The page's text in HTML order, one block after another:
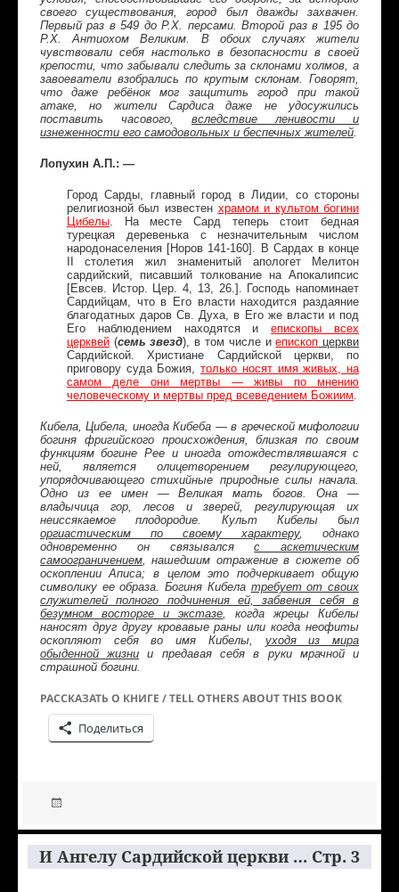
своего существования, город был дважды захвачен.
Первый раз в 549 до Р.Х. персами. Второй раз в 195 до
Р.Х. Антиохом Великим. В обоих случаях жители
чувствовали себя настолько в безопасности в своей
крепости, что забывали следить за склонами холмов, а
завоеватели взобрались по крутым склонам. Говорят,
что даже ребёнок мог защитить город при такой
атаке, но жители Сардиса даже не удосужились
поставить часового, вследствие ленивости и
изнеженности его самодовольных и беспечных жителей.
Лопухин А.П.: —
Город Сарды, главный город в Лидии, со стороны
религиозной был известен храмом и культом богини
Цибелы. На месте Сард теперь стоит бедная
турецкая деревенька с незначительным числом
народонаселения [Норов 141-160]. В Сардах в конце
II столетия жил знаменитый апологет Мелитон
сардийский, писавший толкование на Апокалипсис
[Евсев. Истор. Цер. 4, 13, 26.]. Господь напоминает
Сардийцам, что в Его власти находится раздаяние
благодатных даров Св. Духа, в Его же власти и под
Его наблюдением находятся иепископы всех
церквей(семь звезд), в том числе иепископ церкви
Сардийской. Христиане Сардийской церкви, по
приговору суда Божия,только носят имя живых, на
самом деле они мертвы — живы по мнению
человеческому и мертвы пред всеведением Божиим.
Кибела, Цибела, иногда Кибеба — в греческой мифологии
богиня фригийского происхождения, близкая по своим
функциям богине Рее и иногда отождествлявшаяся с
ней, является олицетворением регулирующего,
упорядочивающего стихийные природные силы начала.
Одно из ее имен — Великая мать богов. Она —
владычица гор, лесов и зверей, регулирующая их
неиссякаемое плодородие. Культ Кибелы был
оргиастическим по своему характеру, однако
одновременно он связывалсяс аскетическим
самоограничением, нашедшим отражение в сюжете об
оскоплении Аписа; в целом это подчеркивает общую
символику ее образа. Богиня Кибела требует от своих
служителей полного подчинения ей, забвения себя в
безумном восторге и экстазе, когда жрецы Кибелы
наносят друг другу кровавые раны или когда неофиты
оскопляют себя во имя Кибелы, уходя из мира
обыденной жизни и предавая себя в руки мрачной и
страшной богини.
РАССКАЗАТЬ О КНИГЕ / TELL OTHERS ABOUT THIS BOOK
Поделиться
И Ангелу Сардийской церкви … Стр. 3